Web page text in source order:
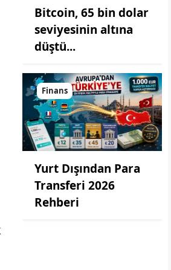
Bitcoin, 65 bin dolar
seviyesinin altına
düştü...
Finans
Yurt Dışından Para
Transferi 2026
Rehberi